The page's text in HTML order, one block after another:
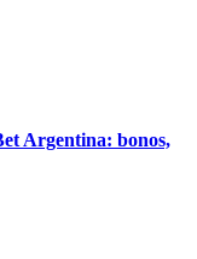
Argentina: bonos,